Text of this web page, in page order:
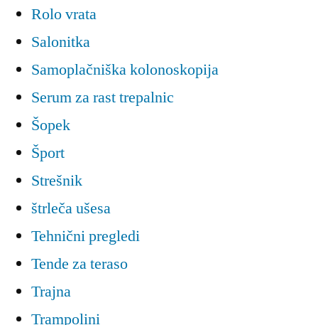
Rolo vrata
Salonitka
Samoplačniška kolonoskopija
Serum za rast trepalnic
Šopek
Šport
Strešnik
štrleča ušesa
Tehnični pregledi
Tende za teraso
Trajna
Trampolini